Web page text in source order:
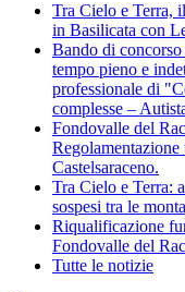
Tra Cielo e Terra,
in Basilicata con
Bando di
tempo pieno e
professionale di
complesse –
Fondovalle del
Castelsaraceno.
Tra Cielo e Terra:
sospesi tra le
Riqualificazione
Fondovalle del
Tutte le notizie